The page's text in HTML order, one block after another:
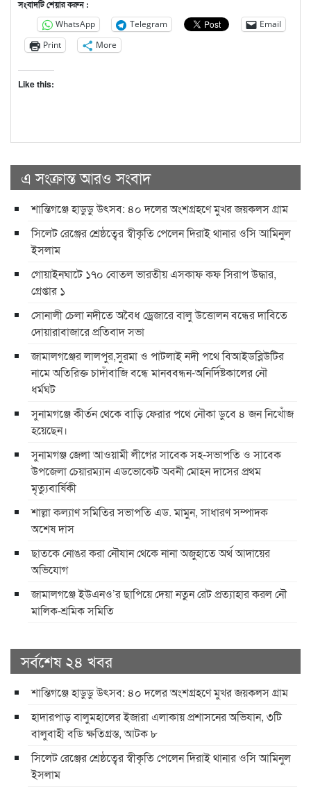
সংবাদটি শেয়ার করুন :
WhatsApp Telegram
Email
Print
More
Like this:
এ সংক্রান্ত আরও সংবাদ
শান্তিগঞ্জে হাডুডু উৎসব: ৪০ দলের অংশগ্রহণে মুখর জয়কলস গ্রাম
সিলেট রেঞ্জের শ্রেষ্ঠত্বের স্বীকৃতি পেলেন দিরাই থানার ওসি আমিনুল
ইসলাম
গোয়াইনঘাটে ১৭০ বোতল ভারতীয় এসকাফ কফ সিরাপ উদ্ধার,
গ্রেপ্তার ১
সোনালী চেলা নদীতে অবৈধ ড্রেজারে বালু উত্তোলন বন্ধের দাবিতে
দোয়ারাবাজারে প্রতিবাদ সভা
জামালগঞ্জের লালপুর,সুরমা ও পাটলাই নদী পথে বিআইডব্লিউটির
নামে অতিরিক্ত চাদাঁবাজি বন্ধে মানববন্ধন-অনির্দিষ্টকালের নৌ
ধর্মঘট
সুনামগঞ্জে কীর্তন থেকে বাড়ি ফেরার পথে নৌকা ডুবে ৪ জন নিখোঁজ
হয়েছেন।
সুনামগঞ্জ জেলা আওয়ামী লীগের সাবেক সহ-সভাপতি ও সাবেক
উপজেলা চেয়ারম্যান এডভোকেট অবনী মোহন দাসের প্রথম
মৃত্যুবার্ষিকী
শাল্লা কল্যাণ সমিতির সভাপতি এড. মামুন, সাধারণ সম্পাদক
অশেষ দাস
ছাতকে নোঙর করা নৌযান থেকে নানা অজুহাতে অর্থ আদায়ের
অভিযোগ
জামালগঞ্জে ইউএনও’র ছাপিয়ে দেয়া নতুন রেট প্রত্যাহার করল নৌ
মালিক-শ্রমিক সমিতি
সর্বশেষ ২৪ খবর
শান্তিগঞ্জে হাডুডু উৎসব: ৪০ দলের অংশগ্রহণে মুখর জয়কলস গ্রাম
হাদারপাড় বালুমহালের ইজারা এলাকায় প্রশাসনের অভিযান, ৩টি
বালুবাহী বডি ক্ষতিগ্রস্ত, আটক ৮
সিলেট রেঞ্জের শ্রেষ্ঠত্বের স্বীকৃতি পেলেন দিরাই থানার ওসি আমিনুল
ইসলাম